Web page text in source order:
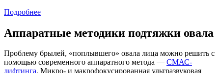
Подробнее
Аппаратные методики подтяжки овала
Проблему брылей, «поплывшего» овала лица можно решить с
помощью современного аппаратного метода — СМАС-
лифтинга. Микро- и макрофокусированная ультразвуковая